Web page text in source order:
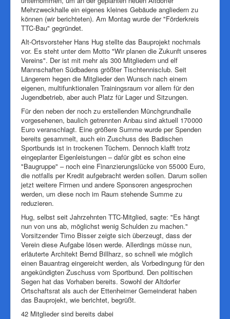
Mehrzweckhalle ein eigenes kleines Gebäude angliedern zu
können (wir berichteten). Am Montag wurde der "Förderkreis
TTC-Bau" gegründet.
Alt-Ortsvorsteher Hans Hug stellte das Bauprojekt nochmals
vor. Es steht unter dem Motto "Wir planen die Zukunft unseres
Vereins". Der ist mit mehr als 300 Mitgliedern und elf
Mannschaften Südbadens größter Tischtennisclub. Seit
Längerem hegen die Mitglieder den Wunsch nach einem
eigenen, multifunktionalen Trainingsraum vor allem für den
Jugendbetrieb, aber auch Platz für Lager und Sitzungen.
Für den neben der noch zu erstellenden Münchgrundhalle
vorgesehenen, baulich getrennten Anbau sind aktuell 170 000
Euro veranschlagt. Eine größere Summe wurde per Spenden
bereits gesammelt, auch ein Zuschuss des Badischen
Sportbunds ist in trockenen Tüchern. Dennoch klafft trotz
eingeplanter Eigenleistungen – dafür gibt es schon eine
"Baugruppe" – noch eine Finanzierungslücke von 55 000 Euro,
die notfalls per Kredit aufgebracht werden sollen. Darum sollen
jetzt weitere Firmen und andere Sponsoren angesprochen
werden, um diese noch im Raum stehende Summe zu
reduzieren.
Hug, selbst seit Jahrzehnten TTC-Mitglied, sagte: "Es hängt
nun von uns ab, möglichst wenig Schulden zu machen."
Vorsitzender Timo Bisser zeigte sich überzeugt, dass der
Verein diese Aufgabe lösen werde. Allerdings müsse nun,
erläuterte Architekt Bernd Billharz, so schnell wie möglich
einen Bauantrag eingereicht werden, als Vorbedingung für den
angekündigten Zuschuss vom Sportbund. Den politischen
Segen hat das Vorhaben bereits. Sowohl der Altdorfer
Ortschaftsrat als auch der Ettenheimer Gemeinderat haben
das Bauprojekt, wie berichtet, begrüßt.
42 Mitglieder sind bereits dabei